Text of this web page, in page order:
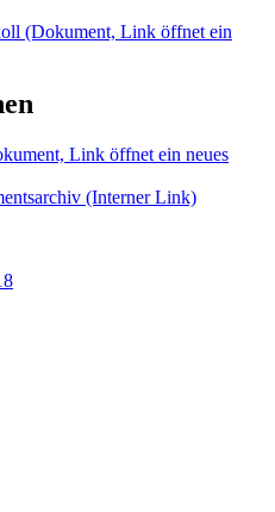
(Dokument, Link öffnet ein
Link öffnet ein neues
(Interner Link)